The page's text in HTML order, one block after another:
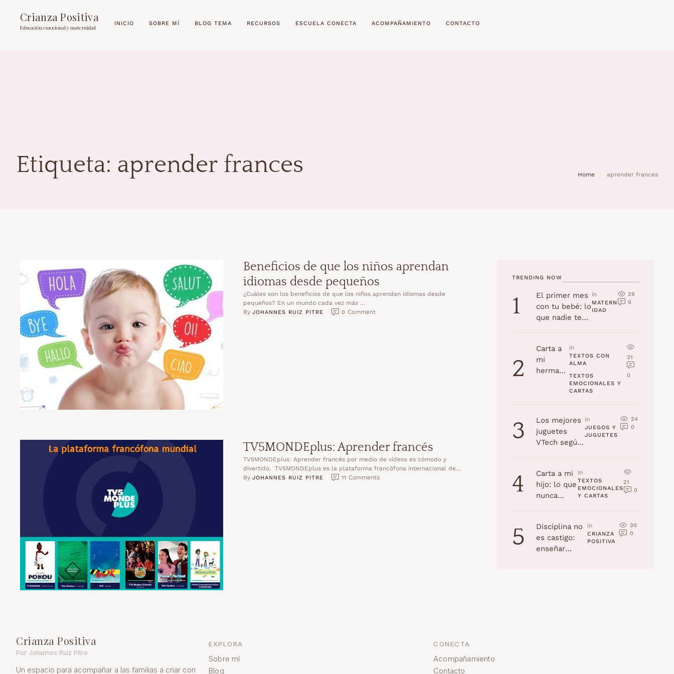
Crianza Positiva
Educación emocional y maternidad
INICIO SOBRE MÍ BLOG TEMA RECURSOS ESCUELA CONECTA ACOMPAÑAMIENTO CONTACTO
Etiqueta: aprender frances Home aprender frances
Beneficios de que los niños aprendan
idiomas desde pequeños
¿Cuáles son los beneficios de que los niños aprendan idiomas desde
pequeños? En un mundo cada vez más …
By JOHANNES RUIZ PITRE 0 Comment
TV5MONDEplus: Aprender francés
TV5MONDEplus: Aprender francés por medio de vídeos es cómodo y
divertido. TV5MONDEplus es la plataforma francófona internacional de
vídeo …
By JOHANNES RUIZ PITRE 11 Comments
TRENDING NOW
1
El primer mes
con tu bebé: lo
que nadie te
in
MATERN
IDAD
29
0
2
Carta a
mi
hermana
in
TEXTOS CON
ALMA
TEXTOS
EMOCIONALES Y
CARTAS
31
0
3
Los mejores
juguetes
VTech según
2025)
in
JUEGOS Y
JUGUETES
24
0
4
Carta a mi
hijo: lo que
nunca
jamás
olvidaré
in
TEXTOS
EMOCIONALES
Y CARTAS
21
0
5
Disciplina no
es castigo:
enseñar
in
CRIANZA
POSITIVA
30
0
Crianza Positiva
Por Johannes Ruiz Pitre
Un espacio para acompañar a las familias a criar con
EXPLORA
Sobre mí
Blog
CONECTA
Acompañamiento
Contacto